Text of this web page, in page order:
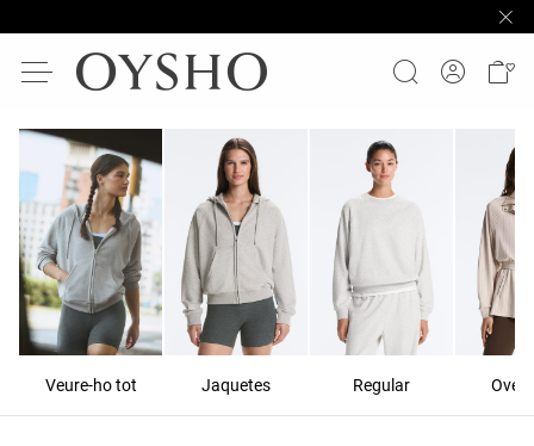
Veure-ho tot Jaquetes Regular